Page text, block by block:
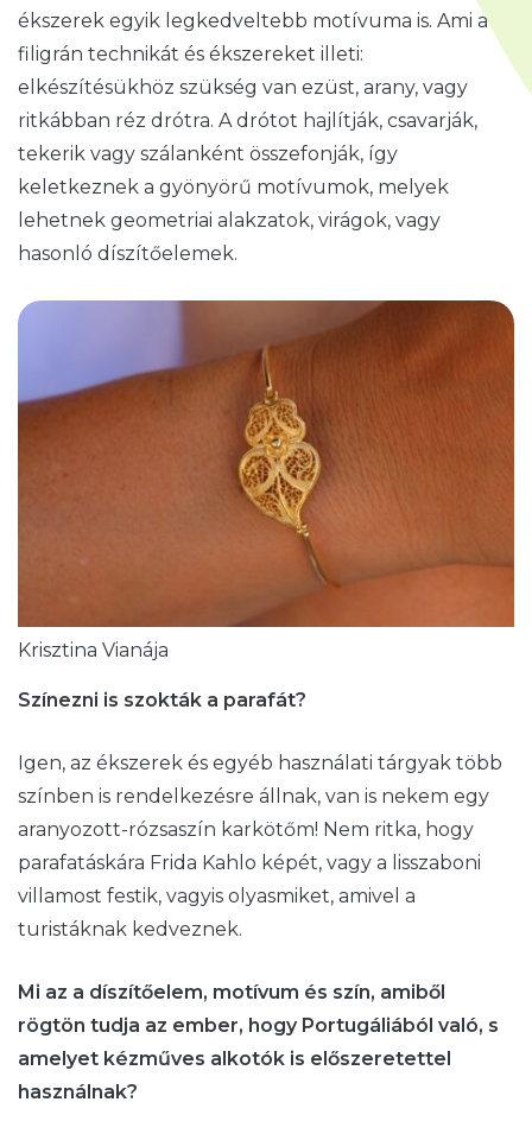
ékszerek egyik legkedveltebb motívuma is. Ami a
filigrán technikát és ékszereket illeti:
elkészítésükhöz szükség van ezüst, arany, vagy
ritkábban réz drótra. A drótot hajlítják, csavarják,
tekerik vagy szálanként összefonják, így
keletkeznek a gyönyörű motívumok, melyek
lehetnek geometriai alakzatok, virágok, vagy
hasonló díszítőelemek.
Krisztina Vianája
Színezni is szokták a parafát?
Igen, az ékszerek és egyéb használati tárgyak több
színben is rendelkezésre állnak, van is nekem egy
aranyozott-rózsaszín karkötőm! Nem ritka, hogy
parafatáskára Frida Kahlo képét, vagy a lisszaboni
villamost festik, vagyis olyasmiket, amivel a
turistáknak kedveznek.
Mi az a díszítőelem, motívum és szín, amiből
rögtön tudja az ember, hogy Portugáliából való, s
amelyet kézműves alkotók is előszeretettel
használnak?